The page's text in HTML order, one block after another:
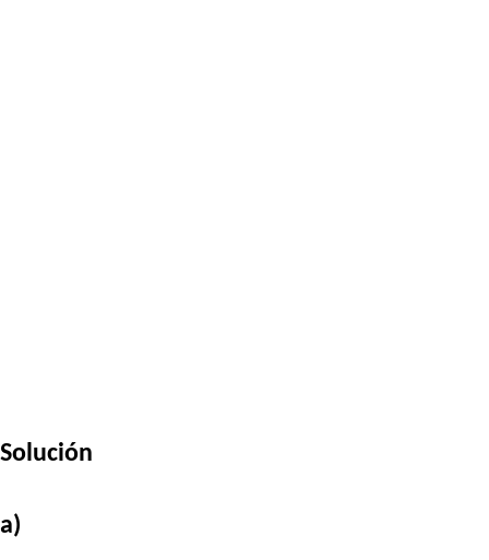
Solución
a)